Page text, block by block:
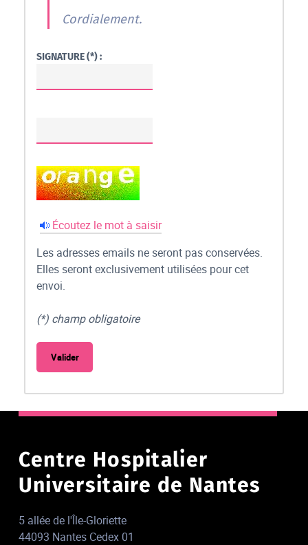
Cordialement.
SIGNATURE (*) :
Écoutez le mot à saisir
Les adresses emails ne seront pas conservées.
Elles seront exclusivement utilisées pour cet
envoi.
(*) champ obligatoire
Centre Hospitalier
Universitaire de Nantes
5 allée de l'Île-Gloriette
44093 Nantes Cedex 01